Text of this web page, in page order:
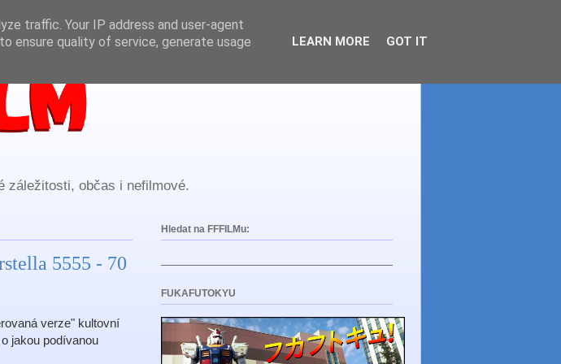
záležitosti, občas i nefilmové.
5555 - 70
verze" kultovní
jakou podívanou
Hledat na FFFILMu:
FUKAFUTOKYU
traffic. Your IP address and user-agent
ensure quality of service, generate usage
LEARN MORE GOT IT